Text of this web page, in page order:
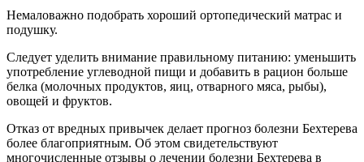
Немаловажно подобрать хороший ортопедический матрас и
подушку.
Следует уделить внимание правильному питанию: уменьшить
употребление углеводной пищи и добавить в рацион больше
белка (молочных продуктов, яиц, отварного мяса, рыбы),
овощей и фруктов.
Отказ от вредных привычек делает прогноз болезни Бехтерева
более благоприятным. Об этом свидетельствуют
многочисленные отзывы о лечении болезни Бехтерева в